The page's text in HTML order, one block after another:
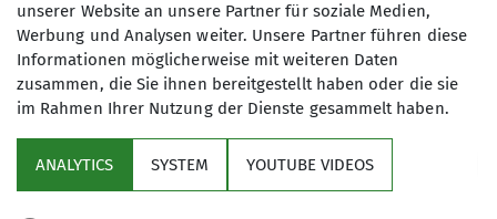
Qualifikationen
Wanderführerin = Übungsleiterin C
Breitensport/Wandern
Wir wandern in Gera, in der Umgebung
und natürlich auch in den Mittel- und
Hochgebirgen. Unsere Sektion verfügt
über viele aktive Wanderer und über
ein vielfältiges Angebot an
Gemeinschaftswanderungen. Dabei
Sektion
unserer Website an unsere Partner für soziale Medien,
Werbung und Analysen weiter. Unsere Partner führen diese
Informationen möglicherweise mit weiteren Daten
zusammen, die Sie ihnen bereitgestellt haben oder die sie
im Rahmen Ihrer Nutzung der Dienste gesammelt haben.
ANALYTICS SYSTEM YOUTUBE VIDEOS